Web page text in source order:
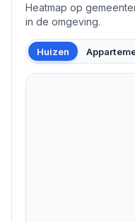
Heatmap op
in de omgeving.
Huizen